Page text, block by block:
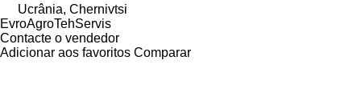
Ucrânia, Chernivtsi
EvroAgroTehServis
Contacte o vendedor
Adicionar aos favoritos Comparar